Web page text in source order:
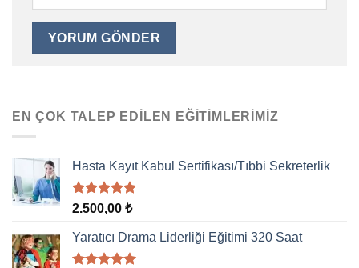
EN ÇOK TALEP EDILEN EĞITIMLERIMIZ
Hasta Kayıt Kabul Sertifikası/Tıbbi Sekreterlik
5 üzerinden
aldı
2.500,00 ₺
Yaratıcı Drama Liderliği Eğitimi 320 Saat